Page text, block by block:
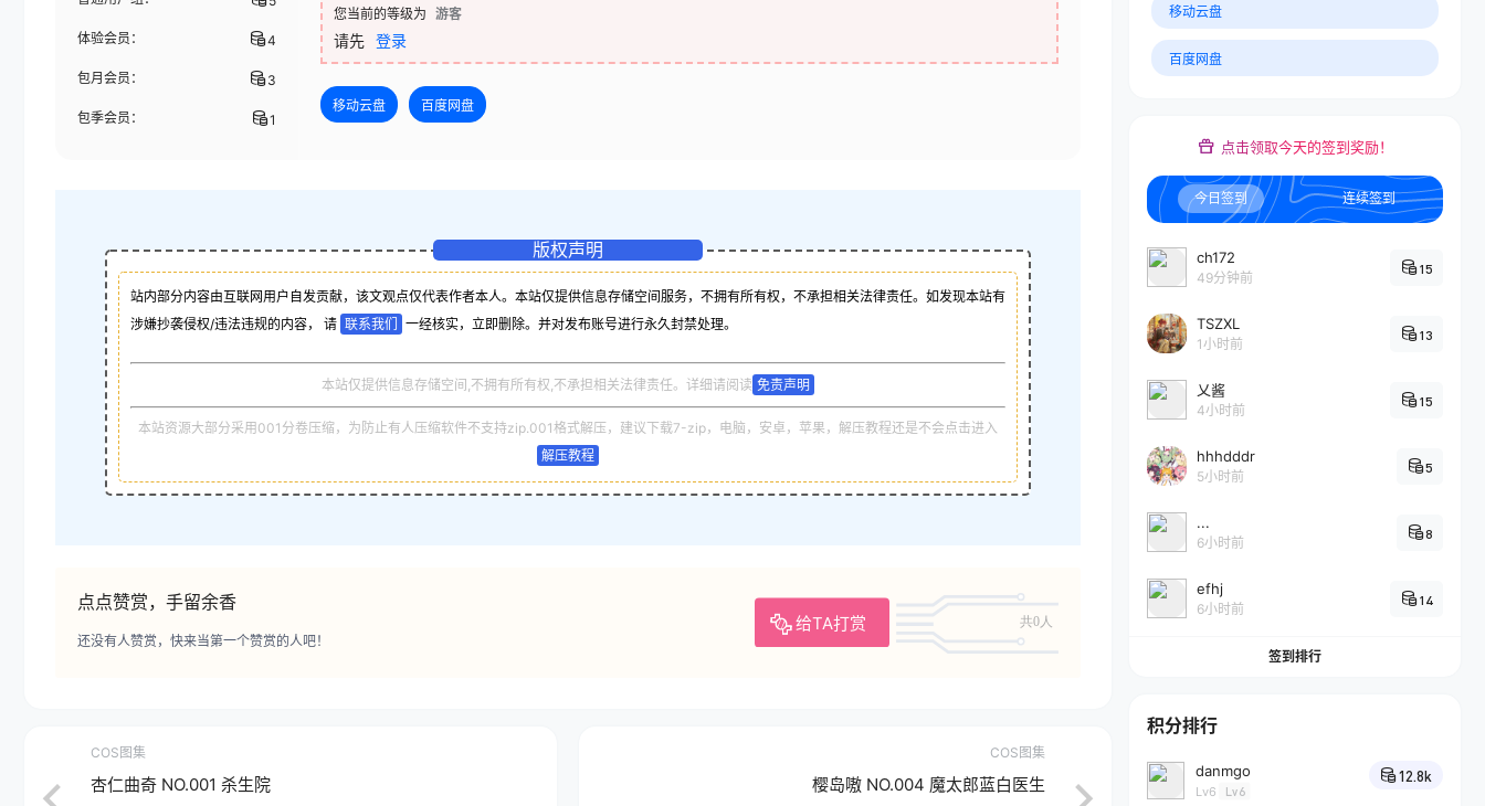
体验会员： 4
包月会员： 3
包季会员： 1
您当前的等级为 游客
请先 登录
移动云盘 百度网盘
版权声明
站内部分内容由互联网用户自发贡献，该文观点仅代表作者本人。本站仅提供信息存储空间服务，不拥有所有权，不承担相关法律责任。如发现本站有
涉嫌抄袭侵权/违法违规的内容， 请 联系我们 一经核实，立即删除。并对发布账号进行永久封禁处理。
本站仅提供信息存储空间,不拥有所有权,不承担相关法律责任。详细请阅读 免责声明
本站资源大部分采用001分卷压缩，为防止有人压缩软件不支持zip.001格式解压，建议下载7-zip，电脑，安卓，苹果，解压教程还是不会点击进入
解压教程
点点赞赏，手留余香
给TA打赏 共0人
还没有人赞赏，快来当第一个赞赏的人吧！
COS图集
杏仁曲奇 NO.001 杀生院
COS图集
樱岛嗷 NO.004 魔太郎蓝白医生
移动云盘
百度网盘
点击领取今天的签到奖励！
今日签到 连续签到
ch172
49分钟前
15
TSZXL
1小时前
13
乂酱
4小时前
15
hhhdddr
5小时前
5
...
6小时前
8
efhj
6小时前
14
签到排行
积分排行
danmgo
Lv6 Lv6
12.8k